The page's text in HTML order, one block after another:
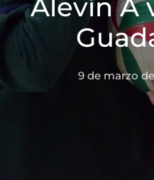
Alevín A
9 de marzo